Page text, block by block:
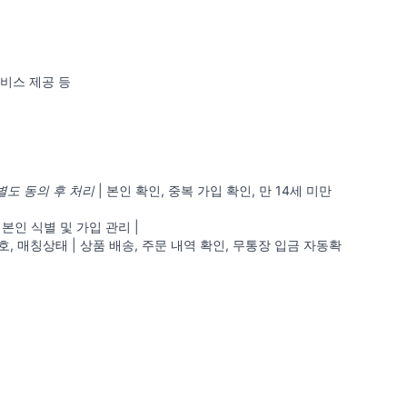
스 제공 등
도 동의 후 처리| 본인 확인, 중복 가입 확인, 만 14세 미만
인 식별 및 가입 관리 |
매칭상태 | 상품 배송, 주문 내역 확인, 무통장 입금 자동확